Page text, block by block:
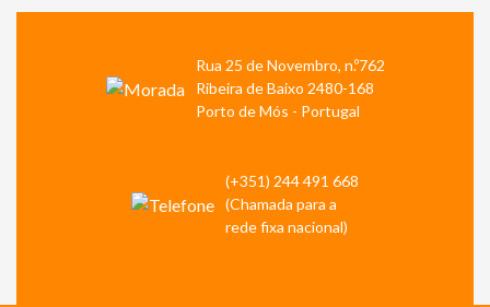
Rua 25 de Novembro, n.º762
Ribeira de Baixo 2480-168
Porto de Mós - Portugal
(+351) 244 491 668
(Chamada para a
rede fixa nacional)